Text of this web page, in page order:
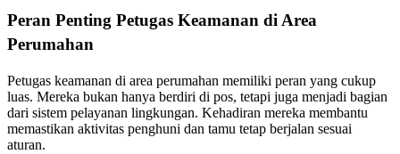
Peran Penting Petugas Keamanan di Area
Perumahan
Petugas keamanan di area perumahan memiliki peran yang cukup
luas. Mereka bukan hanya berdiri di pos, tetapi juga menjadi bagian
dari sistem pelayanan lingkungan. Kehadiran mereka membantu
memastikan aktivitas penghuni dan tamu tetap berjalan sesuai
aturan.